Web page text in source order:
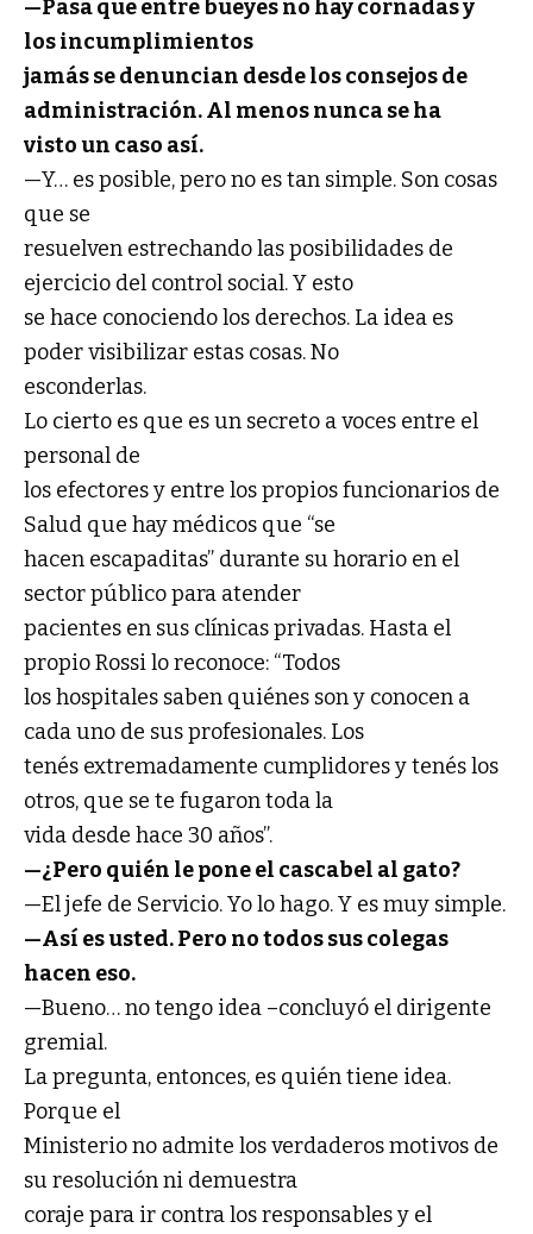
—Pasa que entre bueyes no hay cornadas y
los incumplimientos
jamás se denuncian desde los consejos de
administración. Al menos nunca se ha
visto un caso así.
—Y… es posible, pero no es tan simple. Son cosas
que se
resuelven estrechando las posibilidades de
ejercicio del control social. Y esto
se hace conociendo los derechos. La idea es
poder visibilizar estas cosas. No
esconderlas.
Lo cierto es que es un secreto a voces entre el
personal de
los efectores y entre los propios funcionarios de
Salud que hay médicos que “se
hacen escapaditas” durante su horario en el
sector público para atender
pacientes en sus clínicas privadas. Hasta el
propio Rossi lo reconoce: “Todos
los hospitales saben quiénes son y conocen a
cada uno de sus profesionales. Los
tenés extremadamente cumplidores y tenés los
otros, que se te fugaron toda la
vida desde hace 30 años”.
—¿Pero quién le pone el cascabel al gato?
—El jefe de Servicio. Yo lo hago. Y es muy simple.
—Así es usted. Pero no todos sus colegas
hacen eso.
—Bueno… no tengo idea –concluyó el dirigente
gremial.
La pregunta, entonces, es quién tiene idea.
Porque el
Ministerio no admite los verdaderos motivos de
su resolución ni demuestra
coraje para ir contra los responsables y el